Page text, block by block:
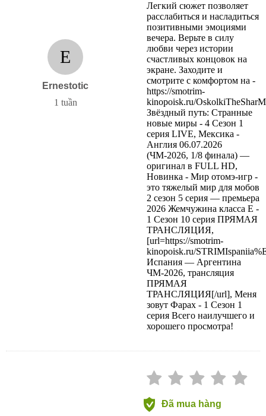
E
Ernestotic
1 tuần
Легкий сюжет позволяет
расслабиться и насладиться
позитивными эмоциями
вечера. Верьте в силу
любви через истории
счастливых концовок на
экране. Заходите и
смотрите с комфортом на -
https://smotrim-
kinopoisk.ru/
Звёздный путь: Странные
новые миры - 4 Сезон 1
серия LIVE, Мексика -
Англия 06.07.2026
(ЧМ-2026, 1/8 финала) —
оригинал в FULL HD,
Новинка - Мир отомэ-игр -
это тяжелый мир для мобов
2 сезон 5 серия — премьера
2026 Жемчужина класса Е -
1 Сезон 10 серия ПРЯМАЯ
ТРАНСЛЯЦИЯ,
[url=https://smotrim-
kinopoisk.ru/
Испания — Аргентина
ЧМ-2026, трансляция
ПРЯМАЯ
ТРАНСЛЯЦИЯ[/url], Меня
зовут Фарах - 1 Сезон 1
серия Всего наилучшего и
хорошего просмотра!
Đã mua hàng